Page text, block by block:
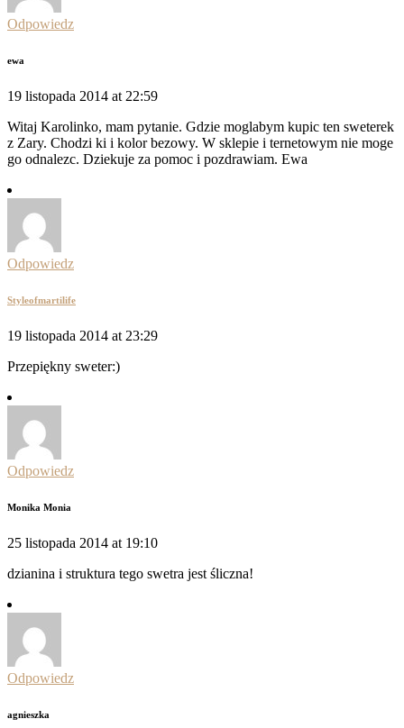
Odpowiedz
ewa
19 listopada 2014 at 22:59
Witaj Karolinko, mam pytanie. Gdzie moglabym kupic ten sweterek
z Zary. Chodzi ki i kolor bezowy. W sklepie i ternetowym nie moge
go odnalezc. Dziekuje za pomoc i pozdrawiam. Ewa
Odpowiedz
Styleofmartilife
19 listopada 2014 at 23:29
Przepiękny sweter:)
Odpowiedz
Monika Monia
25 listopada 2014 at 19:10
dzianina i struktura tego swetra jest śliczna!
Odpowiedz
agnieszka